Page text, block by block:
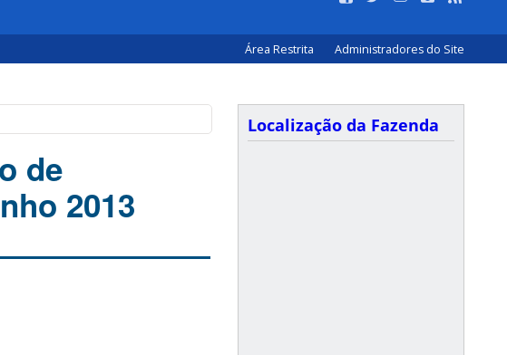
Área Restrita Administradores do Site
de
2013
Localização da Fazenda